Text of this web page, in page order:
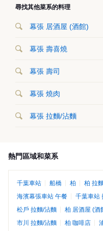
尋找其他菜系的料理
幕張 居酒屋 (酒館)
幕張 壽喜燒
幕張 壽司
幕張 燒肉
幕張 拉麵/沾麵
熱門區域和菜系
千葉車站 船橋 柏 柏 拉
海濱幕張車站 午餐
千葉車站
松戶 拉麵/沾麵
柏 居酒屋 (酒
市川 拉麵/沾麵
柏 咖啡店